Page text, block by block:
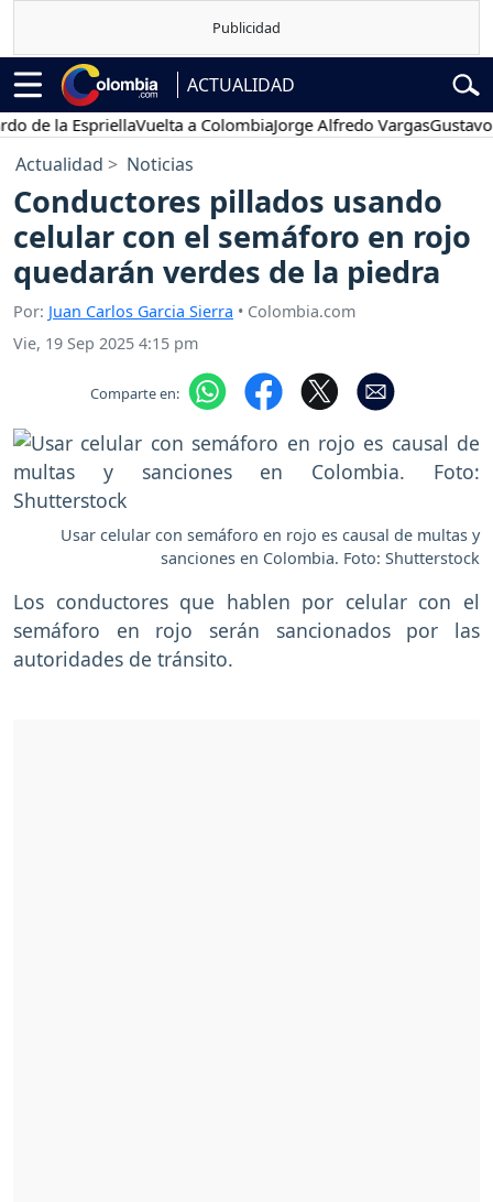
ACTUALIDAD
la EspriellaVuelta a ColombiaJorge Alfredo VargasGustavo Petro
Actualidad Noticias
Conductores pillados usando
celular con el semáforo en rojo
quedarán verdes de la piedra
Por: Juan Carlos Garcia Sierra • Colombia.com
Vie, 19 Sep 2025 4:15 pm
Comparte en:
Usar celular con semáforo en rojo es causal de multas y
sanciones en Colombia. Foto: Shutterstock
Los conductores que hablen por celular con el
semáforo en rojo serán sancionados por las
autoridades de tránsito.